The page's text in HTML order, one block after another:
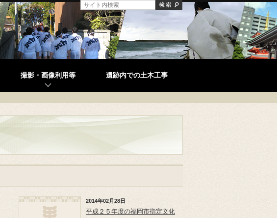
撮影・画像利用等 遺跡内での土木工事
2014年02月28日
平成２５年度の福岡市指定文化